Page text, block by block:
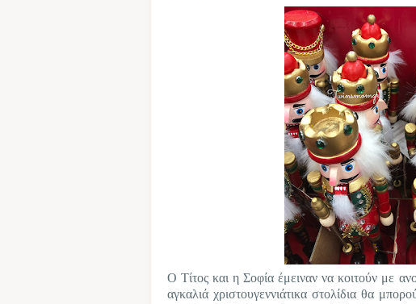
Ο Τίτος και η Σοφία έμειναν να κοιτούν με
αγκαλιά χριστουγεννιάτικα στολίδια θα